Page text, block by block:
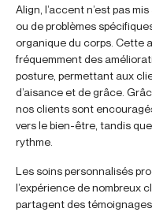
Align, l’accent n’est pas
ou de problèmes
organique du corps. Cette
fréquemment des
posture, permettant aux
d’aisance et de grâce.
nos clients sont
vers le bien-être, tandis
rythme.
Les soins personnalisés
l’expérience de nombreux
partagent des